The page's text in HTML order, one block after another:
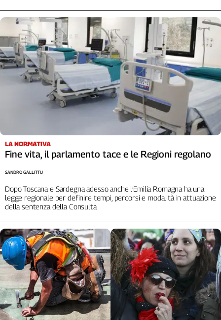
LA NORMATIVA
Fine vita, il parlamento tace e le Regioni regolano
Dopo Toscana e Sardegna adesso anche l’Emilia Romagna ha una
legge regionale per definire tempi, percorsi e modalità in attuazione
della sentenza della Consulta
SANDRO GALLITTU